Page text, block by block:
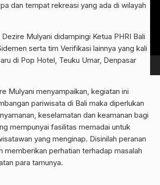
dan tempat rekreasi yang ada di wilayah
Mulyani didampingi Ketua PHRI Bali
serta tim Verifikasi lainnya yang kali
di Pop Hotel, Teuku Umar, Denpasar
Mulyani menyampaikan, kegiatan ini
pariwisata di Bali maka diperlukan
keselamatan dan keamanan bagi
mempunyai fasilitas memadai untuk
yang menginap. Disinilah peranan
perhatian terhadap masalah
para tamunya.